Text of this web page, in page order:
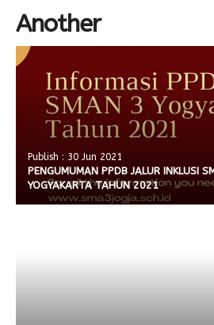
Another
Publish : 30 Jun 2021
PENGUMUMAN PPDB JALUR INKLUSI
YOGYAKARTA TAHUN 2021